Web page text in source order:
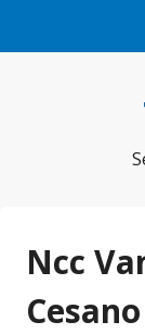
Ncc